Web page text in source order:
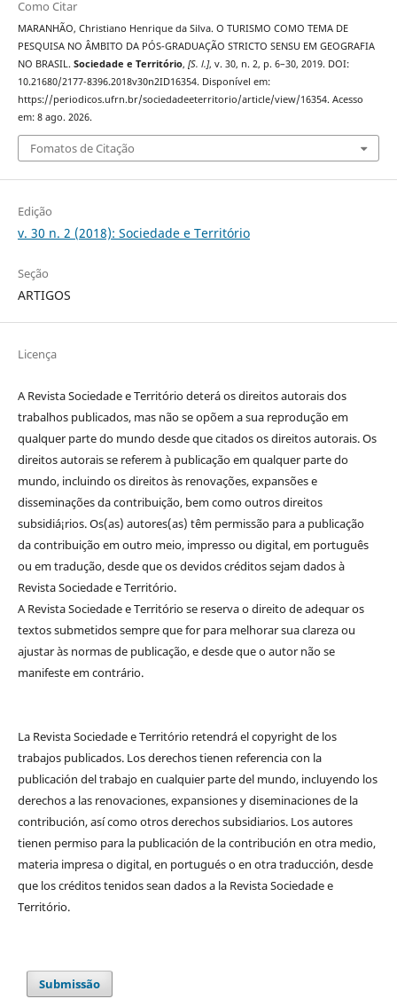
Como Citar
MARANHÃO, Christiano Henrique da Silva. O TURISMO COMO TEMA DE
PESQUISA NO ÂMBITO DA PÓS-GRADUAÇÃO STRICTO SENSU EM GEOGRAFIA
NO BRASIL. Sociedade e Território, [S. l.], v. 30, n. 2, p. 6–30, 2019. DOI:
10.21680/2177-8396.2018v30n2ID16354. Disponível em:
https://periodicos.ufrn.br/sociedadeeterritorio/article/view/16354. Acesso
em: 8 ago. 2026.
Fomatos de Citação
Edição
v. 30 n. 2 (2018): Sociedade e Território
Seção
ARTIGOS
Licença
A Revista Sociedade e Território deterá os direitos autorais dos
trabalhos publicados, mas não se opõem a sua reprodução em
qualquer parte do mundo desde que citados os direitos autorais. Os
direitos autorais se referem à publicação em qualquer parte do
mundo, incluindo os direitos às renovações, expansões e
disseminações da contribuição, bem como outros direitos
subsidiá¡rios. Os(as) autores(as) têm permissão para a publicação
da contribuição em outro meio, impresso ou digital, em português
ou em tradução, desde que os devidos créditos sejam dados à
Revista Sociedade e Território.
A Revista Sociedade e Território se reserva o direito de adequar os
textos submetidos sempre que for para melhorar sua clareza ou
ajustar às normas de publicação, e desde que o autor não se
manifeste em contrário.
La Revista Sociedade e Território retendrá el copyright de los
trabajos publicados. Los derechos tienen referencia con la
publicación del trabajo en cualquier parte del mundo, incluyendo los
derechos a las renovaciones, expansiones y diseminaciones de la
contribución, así como otros derechos subsidiarios. Los autores
tienen permiso para la publicación de la contribución en otra medio,
materia impresa o digital, en portugués o en otra traducción, desde
que los créditos tenidos sean dados a la Revista Sociedade e
Território.
Submissão